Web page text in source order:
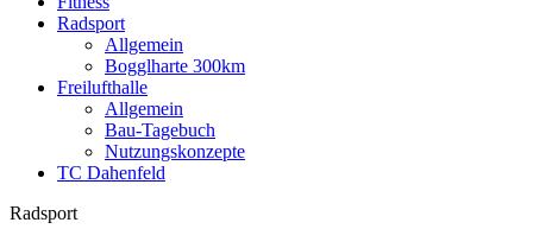
Radsport
Allgemein
Bogglharte 300km
Freilufthalle
Allgemein
Bau-Tagebuch
Nutzungskonzepte
TC Dahenfeld
Radsport